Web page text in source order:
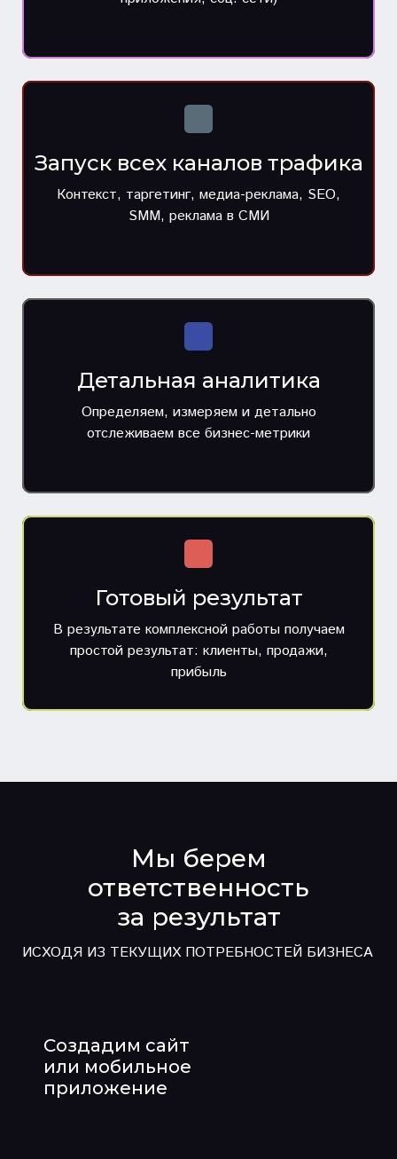
Запуск всех каналов трафика
Контекст, таргетинг, медиа-реклама, SEO,
SMM, реклама в СМИ
Детальная аналитика
Определяем, измеряем и детально
отслеживаем все бизнес-метрики
Готовый результат
В результате комплексной работы получаем
простой результат: клиенты, продажи,
прибыль
ИСХОДЯ ИЗ ТЕКУЩИХ ПОТРЕБНОСТЕЙ БИЗНЕСА
Мы берем
ответственность
за результат
Создадим сайт
или мобильное
приложение